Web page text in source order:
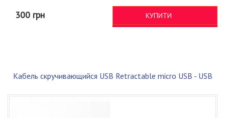
300 грн КУПИТИ
Кабель скручивающийся USB Retractable micro USB - USB